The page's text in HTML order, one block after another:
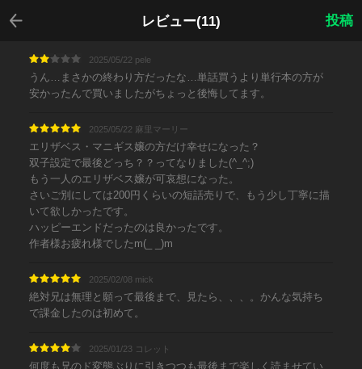
レビュー(11)
戻る
投稿
2025/05/22 pele
うん…まさかの終わり方だったな…単話買うより単行本の方が
安かったんで買いましたがちょっと後悔してます。
2025/05/22 麻里マーリー
エリザベス・マニギス嬢の方だけ幸せになった？
双子設定で最後どっち？？ってなりました(^_^;)
もう一人のエリザベス嬢が可哀想になった。
さいご別にしては200円くらいの短話売りで、もう少し丁寧に描
いて欲しかったです。
ハッピーエンドだったのは良かったです。
作者様お疲れ様でしたm(_ _)m
2025/02/08 mick
絶対兄は無理と願って最後まで、見たら、、、。かんな気持ち
で課金したのは初めて。
2025/01/23 コレット
何度も兄のド変態ぶりに引きつつも最後まで楽しく読ませてい